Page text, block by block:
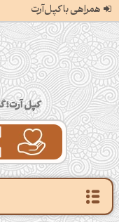
همراهی با کپل‌آرت